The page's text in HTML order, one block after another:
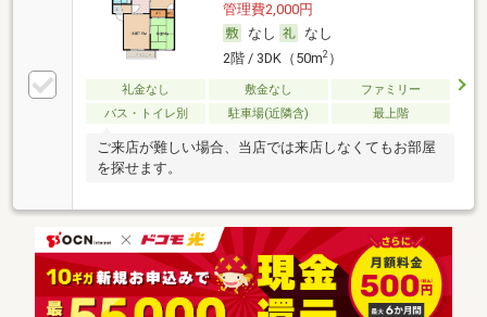
管理費2,000円
なし
なし
2階 / 3DK（50m2）
礼金なし 敷金なし
ファミリー
バス・トイレ別
駐車場(近隣含) 最上階
ご来店が難しい場合、当店では来店しなくてもお部屋
を探せます。